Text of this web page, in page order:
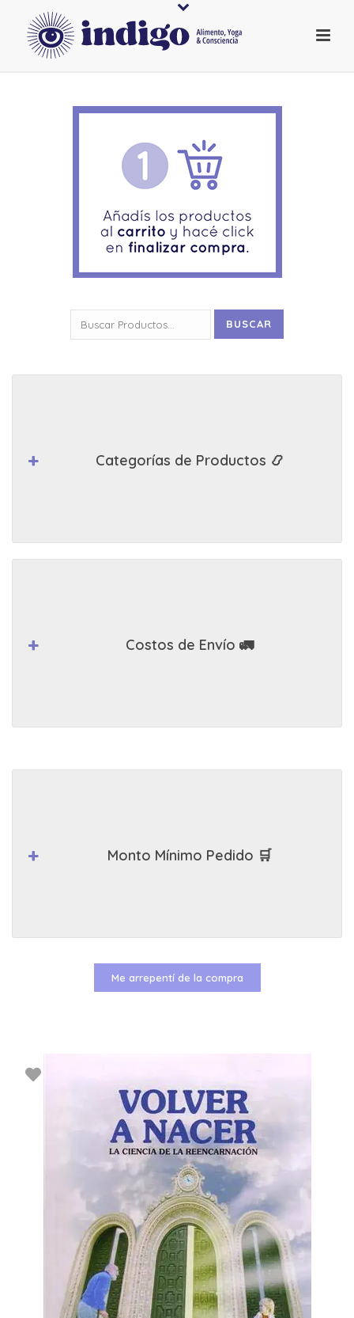
por:
BUSCAR
Categorías de Productos 📿
Costos de Envío 🚛
Monto Mínimo Pedido 🛒
Me arrepentí de la compra